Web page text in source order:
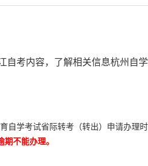
自考内容，了解相关信息杭州自
自学考试省际转考（转出）申请办理
期不能办理。